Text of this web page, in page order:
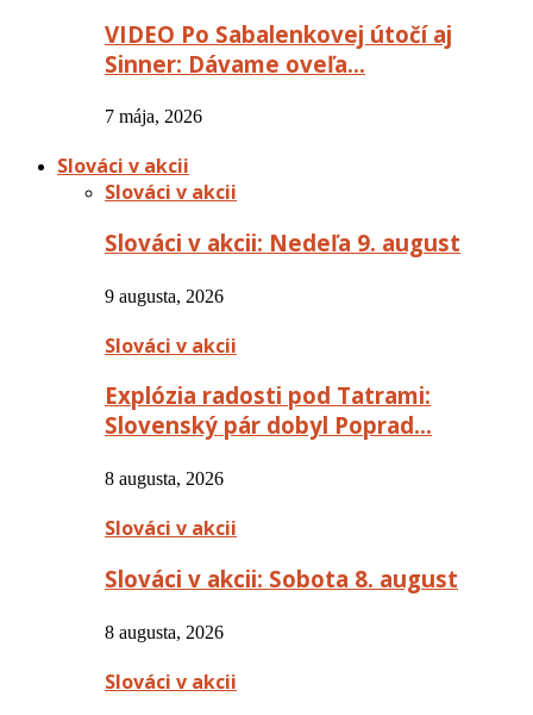
VIDEO Po Sabalenkovej útočí aj
Sinner: Dávame oveľa…
7 mája, 2026
Slováci v akcii
Slováci v akcii
Slováci v akcii: Nedeľa 9. august
9 augusta, 2026
Slováci v akcii
Explózia radosti pod Tatrami:
Slovenský pár dobyl Poprad…
8 augusta, 2026
Slováci v akcii
Slováci v akcii: Sobota 8. august
8 augusta, 2026
Slováci v akcii